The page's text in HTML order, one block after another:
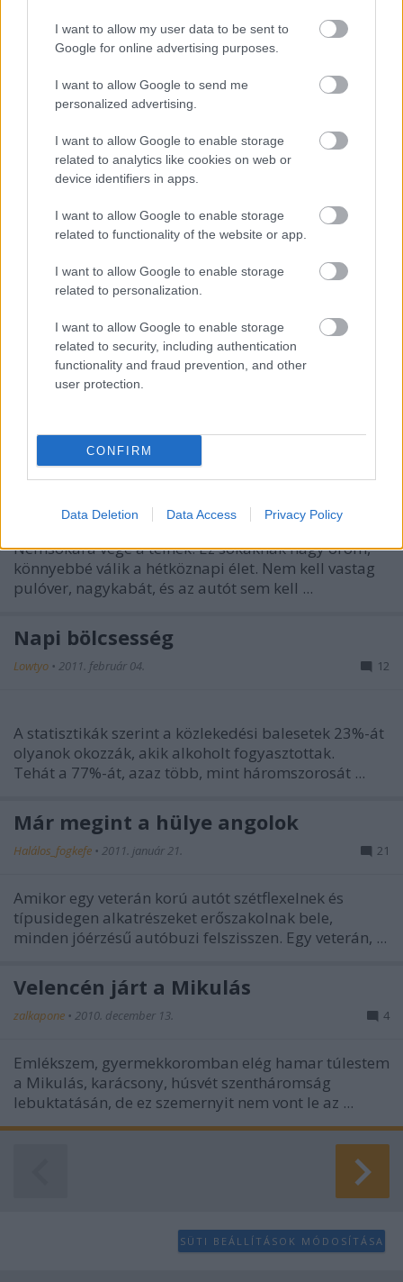
I want to allow my user data to be sent to
Google for online advertising purposes.
I want to allow Google to send me
personalized advertising.
I want to allow Google to enable storage
related to analytics like cookies on web or
device identifiers in apps.
I want to allow Google to enable storage
related to functionality of the website or app.
I want to allow Google to enable storage
related to personalization.
I want to allow Google to enable storage
related to security, including authentication
functionality and fraud prevention, and other
user protection.
CONFIRM
Data Deletion Data Access Privacy Policy
A sokadalomról:
Valamint a kiállításról:
Egy nehéz nap
• 2011. február 20.
A tegnapi napom rémes volt. Megbetegedett a
teherautó sofőrünk és lett volna egy sürgős pesti
fuvarunk. Persze egyedül nekem van C kategóriás ...
Téli gumit mindenkinek?
Nemsokára vége a télnek. Ez sokaknak nagy öröm,
könnyebbé válik a hétköznapi élet. Nem kell vastag
pulóver, nagykabát, és az autót sem kell ...
Napi bölcsesség
Lowtyo • 2011. február 04. 12
A statisztikák szerint a közlekedési balesetek 23%-át
olyanok okozzák, akik alkoholt fogyasztottak.
Tehát a 77%-át, azaz több, mint háromszorosát ...
Már megint a hülye angolok
Halálos_fogkefe • 2011. január 21. 21
Amikor egy veterán korú autót szétflexelnek és
típusidegen alkatrészeket erőszakolnak bele,
minden jóérzésű autóbuzi felszisszen. Egy veterán, ...
Velencén járt a Mikulás
zalkapone • 2010. december 13. 4
Emlékszem, gyermekkoromban elég hamar túlestem
a Mikulás, karácsony, húsvét szentháromság
lebuktatásán, de ez szemernyit nem vont le az ...
SÜTI BEÁLLÍTÁSOK MÓDOSÍTÁSA